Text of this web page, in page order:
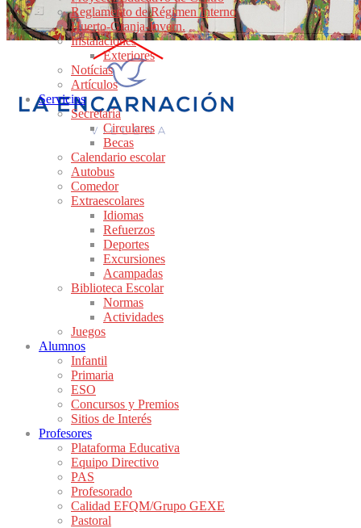
Reglamento de Régimen Interno
Huerto-Granja-Invern.
Instalaciones
Exteriores
Notícias
Artículos
Servicios
Secretaría
Circulares
Becas
Calendario escolar
Autobus
Comedor
Extraescolares
Idiomas
Refuerzos
Deportes
Excursiones
Acampadas
Biblioteca Escolar
Normas
Actividades
Juegos
Alumnos
Infantil
Primaria
ESO
Concursos y Premios
Sitios de Interés
Profesores
Plataforma Educativa
Equipo Directivo
PAS
Profesorado
Calidad EFQM/Grupo GEXE
Pastoral